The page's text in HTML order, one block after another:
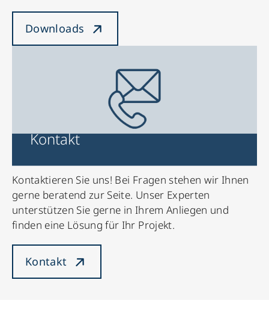
Downloads
Kontakt
Kontaktieren Sie uns! Bei Fragen stehen wir Ihnen
gerne beratend zur Seite. Unser Experten
unterstützen Sie gerne in Ihrem Anliegen und
finden eine Lösung für Ihr Projekt.
Kontakt